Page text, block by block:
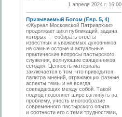
1 апреля 2024 г. 16:00
Призываемый Богом (Евр. 5, 4)
«Журнал Московской Патриархии»
продолжает цикл публикаций, задача
которых — собирать ответы
известных и уважаемых духовников
на самые острые и актуальные
практические вопросы пастырского
служения, волнующие священников
сегодня. Ценность материала
заключается в том, что приводится
палитра мнений, отражающих разные
аспекты темы и не всегда
совпадающих между собой. Такой
подход позволяет шире взглянуть на
проблему, учесть многообразие
современного пастырского опыта
и соотнести его с теми трудностями,